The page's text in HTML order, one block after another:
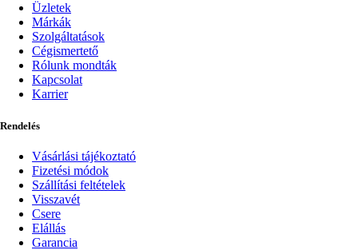
Üzletek
Márkák
Szolgáltatások
Cégismertető
Rólunk mondták
Kapcsolat
Karrier
Rendelés
Vásárlási tájékoztató
Fizetési módok
Szállítási feltételek
Visszavét
Csere
Elállás
Garancia